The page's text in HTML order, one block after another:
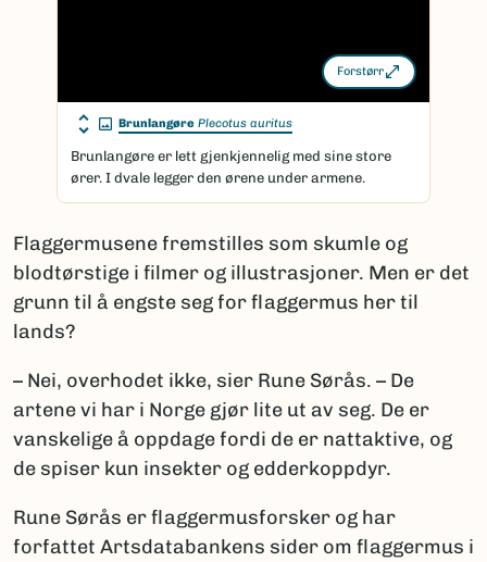
Forstørr
Brunlangøre Plecotus auritus
Brunlangøre er lett gjenkjennelig med sine store
ører. I dvale legger den ørene under armene.
Flaggermusene fremstilles som skumle og
blodtørstige i filmer og illustrasjoner. Men er det
grunn til å engste seg for flaggermus her til
lands?
– Nei, overhodet ikke, sier Rune Sørås. – De
artene vi har i Norge gjør lite ut av seg. De er
vanskelige å oppdage fordi de er nattaktive, og
de spiser kun insekter og edderkoppdyr.
Rune Sørås er flaggermusforsker og har
forfattet Artsdatabankens sider om flaggermus i